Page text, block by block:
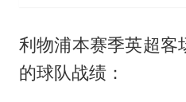
利物浦本赛季英超客
的球队战绩：